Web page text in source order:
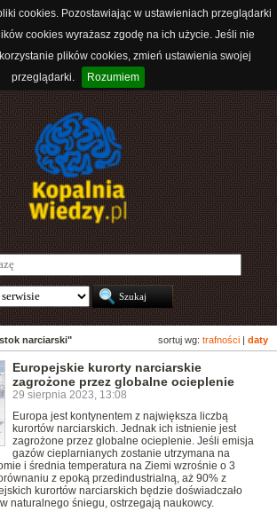
cookies. Pozostawiając w ustawieniach przeglądarki
cookies wyrażasz zgodę na ich użycie. Jeśli nie
plików cookies, zmień ustawienia swojej
przeglądarki.
Rozumiem
sortuj wg: trafności daty
narciarski"
Europejskie kurorty narciarskie
zagrożone przez globalne ocieplenie
29 sierpnia 2023, 13:08
Europa jest kontynentem z największa liczbą
kurortów narciarskich. Jednak ich istnienie jest
zagrożone przez globalne ocieplenie. Jeśli emisja
gazów cieplarnianych zostanie utrzymana na
i średnia temperatura na Ziemi wzrośnie o 3
z epoką przedindustrialną, aż 90% z
kurortów narciarskich będzie doświadczało
naturalnego śniegu, ostrzegają naukowcy.